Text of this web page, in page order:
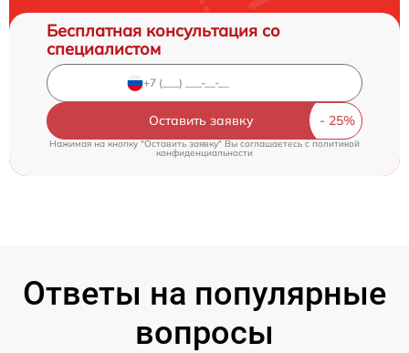
Бесплатная консультация со
специалистом
Оставить заявку
Нажимая на кнопку "Оставить заявку" Вы соглашаетесь cполитикой
конфиденциальности
Ответы на популярные
вопросы